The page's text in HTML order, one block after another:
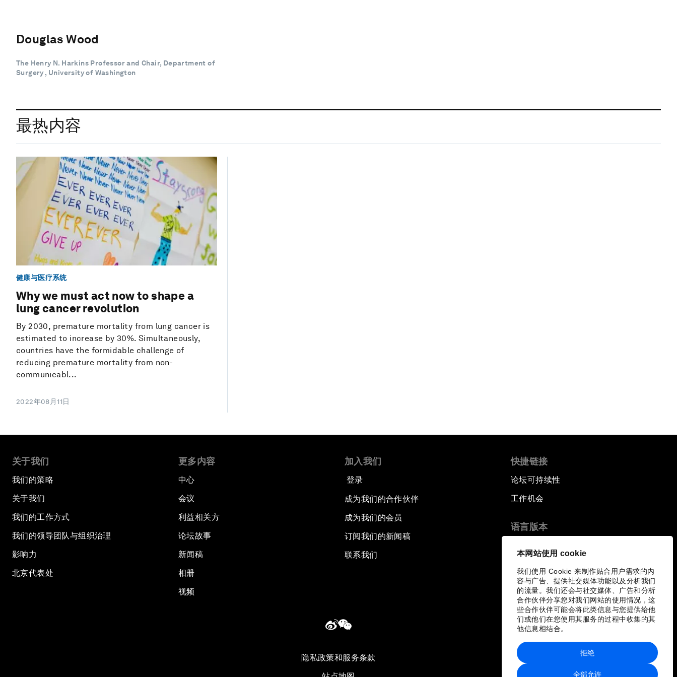
本网站使用 cookie
我们使用 Cookie 来制作贴合用户需求的内
容与广告、提供社交媒体功能以及分析我们
的流量。我们还会与社交媒体、广告和分析
合作伙伴分享您对我们网站的使用情况，这
些合作伙伴可能会将此类信息与您提供给他
们或他们在您使用其服务的过程中收集的其
他信息相结合。
全部允许
拒绝
Douglas Wood
The Henry N. Harkins Professor and Chair, Department of
Surgery , University of Washington
最热内容
健康与医疗系统
Why we must act now to shape a
lung cancer revolution
By 2030, premature mortality from lung cancer is
estimated to increase by 30%. Simultaneously,
countries have the formidable challenge of
reducing premature mortality from non-
communicabl...
2022年08月11日
关于我们
我们的策略
关于我们
我们的工作方式
我们的领导团队与组织治理
影响力
北京代表处
更多内容
中心
会议
利益相关方
论坛故事
新闻稿
相册
视频
加入我们
登录
成为我们的合作伙伴
成为我们的会员
订阅我们的新闻稿
联系我们
快捷链接
论坛可持续性
工作机会
语言版本
隐私政策和服务条款